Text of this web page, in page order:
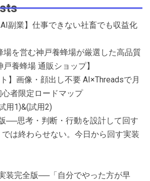
副業】仕事できない社畜でも収益化
場を営む神戸養蜂場が厳選した高品質
養蜂場 通販ショップ】
】画像・顔出し不要 AI×Threadsで月
者限定ロードマップ
用1)&(試用2)
──思考・判断・行動を設計して回す
は終わらせない。今日から回す実装
装完全版──「自分でやった方が早